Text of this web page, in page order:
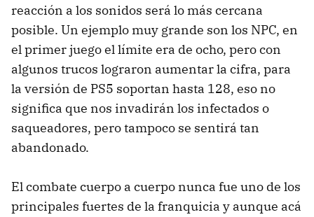
reacción a los sonidos será lo más cercana
posible. Un ejemplo muy grande son los NPC, en
el primer juego el límite era de ocho, pero con
algunos trucos lograron aumentar la cifra, para
la versión de PS5 soportan hasta 128, eso no
significa que nos invadirán los infectados o
saqueadores, pero tampoco se sentirá tan
abandonado.
El combate cuerpo a cuerpo nunca fue uno de los
principales fuertes de la franquicia y aunque acá